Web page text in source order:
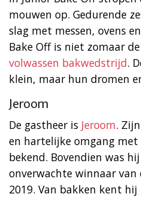
mouwen op. Gedurende
slag met messen, ovens
Bake Off is niet zomaar
volwassen bakwedstrijd.
klein, maar hun dromen
Jeroom
De gastheer is Jeroom.
en hartelijke omgang
bekend. Bovendien was
onverwachte winnaar van
2019. Van bakken kent hij